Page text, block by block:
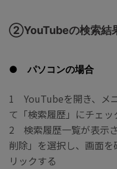
②YouTubeの検索結
● パソコンの場合
1 YouTubeを開き、メ
て「検索履歴」にチェッ
2 検索履歴一覧が表示
削除」を選択し、画面
リックする